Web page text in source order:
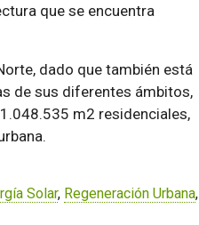
que se encuentra
dado que también está
de sus diferentes ámbitos,
m2 residenciales,
Solar, Regeneración Urbana,